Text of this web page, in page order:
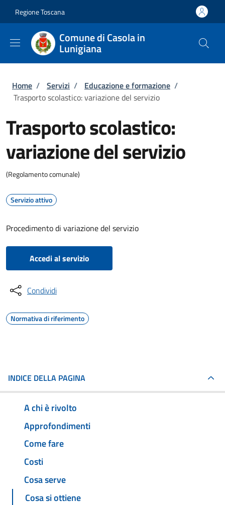
Regione Toscana
Comune di Casola in
Lunigiana
Briciole di pane
Home / Servizi / Educazione e formazione /
Trasporto scolastico: variazione del servizio
Trasporto scolastico:
variazione del servizio
(Regolamento comunale)
Servizio attivo
Procedimento di variazione del servizio
Accedi al servizio
Condividi
Normativa di riferimento
INDICE DELLA PAGINA
A chi è rivolto
Approfondimenti
Come fare
Costi
Cosa serve
Cosa si ottiene